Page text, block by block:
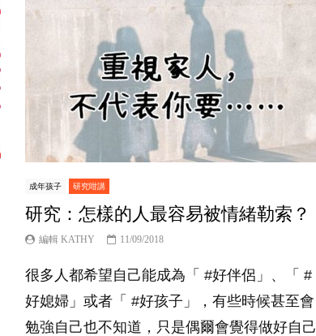
成年孩子 研究咁講
研究：怎樣的人最容易被情緒勒索？
編輯 KATHY 11/09/2018
很多人都希望自己能成為「 #好伴侶」、「 #
好媳婦」或者「 #好孩子」，有些時候甚至會
勉強自己也不知道，只是偶爾會覺得做好自己